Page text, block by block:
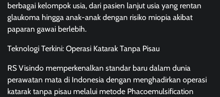
berbagai kelompok usia, dari pasien lanjut usia yang rentan
glaukoma hingga anak-anak dengan risiko miopia akibat
paparan gawai berlebih.
Teknologi Terkini: Operasi Katarak Tanpa Pisau
RS Visindo memperkenalkan standar baru dalam dunia
perawatan mata di Indonesia dengan menghadirkan operasi
katarak tanpa pisau melalui metode Phacoemulsification